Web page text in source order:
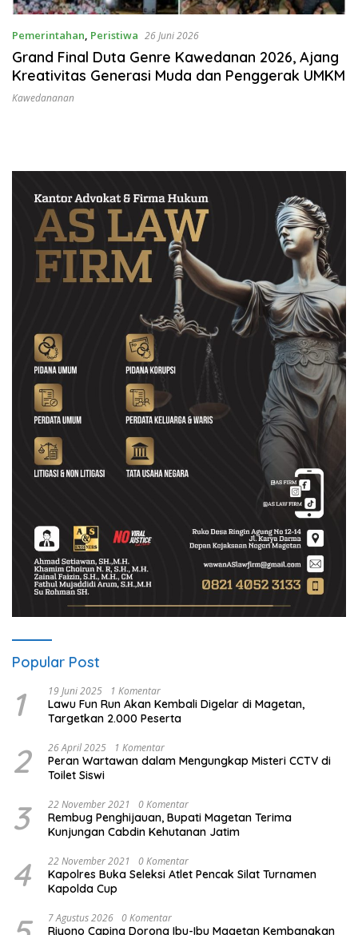
Pemerintahan, Peristiwa 26 Juni 2026
Grand Final Duta Genre Kawedanan 2026, Ajang
Kreativitas Generasi Muda dan Penggerak UMKM
Kawedananan
Popular Post
1 19 Juni 2025 1 Komentar
Lawu Fun Run Akan Kembali Digelar di Magetan,
Targetkan 2.000 Peserta
2 26 April 2025 1 Komentar
Peran Wartawan dalam Mengungkap Misteri CCTV di
Toilet Siswi
3 22 November 2021 0 Komentar
Rembug Penghijauan, Bupati Magetan Terima
Kunjungan Cabdin Kehutanan Jatim
4 22 November 2021 0 Komentar
Kapolres Buka Seleksi Atlet Pencak Silat Turnamen
Kapolda Cup
7 Agustus 2026 0 Komentar
Riyono Caping Dorong Ibu-Ibu Magetan Kembangkan